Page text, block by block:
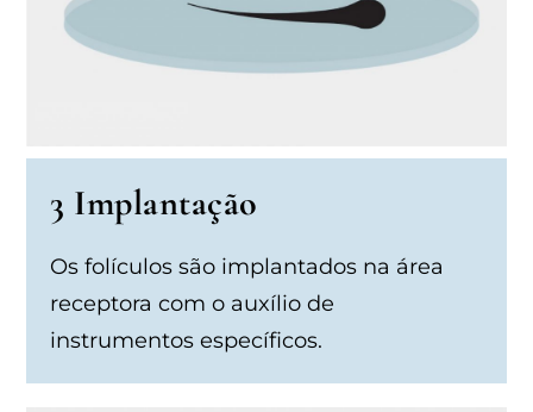
3 Implantação
Os folículos são implantados na área
receptora com o auxílio de
instrumentos específicos.